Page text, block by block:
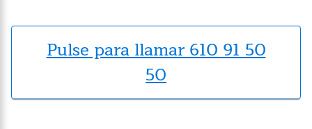
Pulse para llamar 610 91 50
50